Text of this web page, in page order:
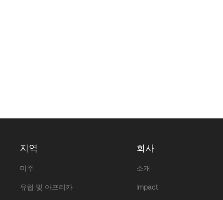
지역
미주
유럽 및 아프리카
회사
소개
Impact